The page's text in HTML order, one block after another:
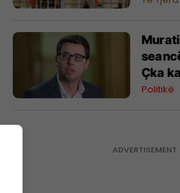
Çka
Politikë